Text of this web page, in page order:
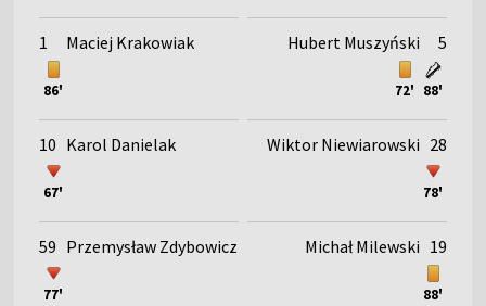
1 Maciej Krakowiak
86'
10 Karol Danielak
67'
59 Przemysław Zdybowicz
77'
72' 88'
Hubert Muszyński 5
78'
Wiktor Niewiarowski 28
88'
Michał Milewski 19